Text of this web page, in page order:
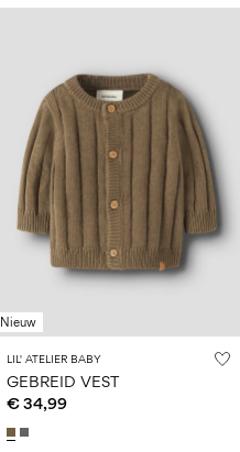
Nieuw
LIL' ATELIER BABY
GEBREID VEST
€ 34,99